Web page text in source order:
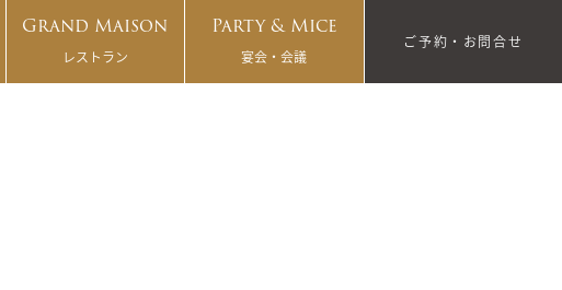
Grand Maison
レストラン
Party & Mice
宴会・会議
ご予約・お問合せ